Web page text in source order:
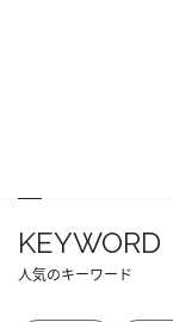
KEYWORD
人気のキーワード